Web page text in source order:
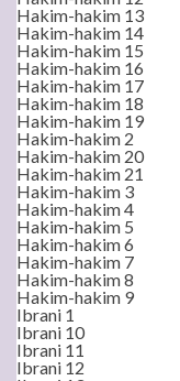
Hakim-hakim 13
Hakim-hakim 14
Hakim-hakim 15
Hakim-hakim 16
Hakim-hakim 17
Hakim-hakim 18
Hakim-hakim 19
Hakim-hakim 2
Hakim-hakim 20
Hakim-hakim 21
Hakim-hakim 3
Hakim-hakim 4
Hakim-hakim 5
Hakim-hakim 6
Hakim-hakim 7
Hakim-hakim 8
Hakim-hakim 9
Ibrani 1
Ibrani 10
Ibrani 11
Ibrani 12